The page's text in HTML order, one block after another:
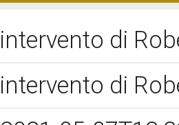
intervento di
intervento di